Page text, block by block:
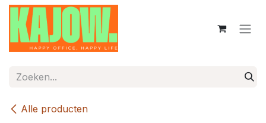
Overslaan naar inhoud
Alle producten